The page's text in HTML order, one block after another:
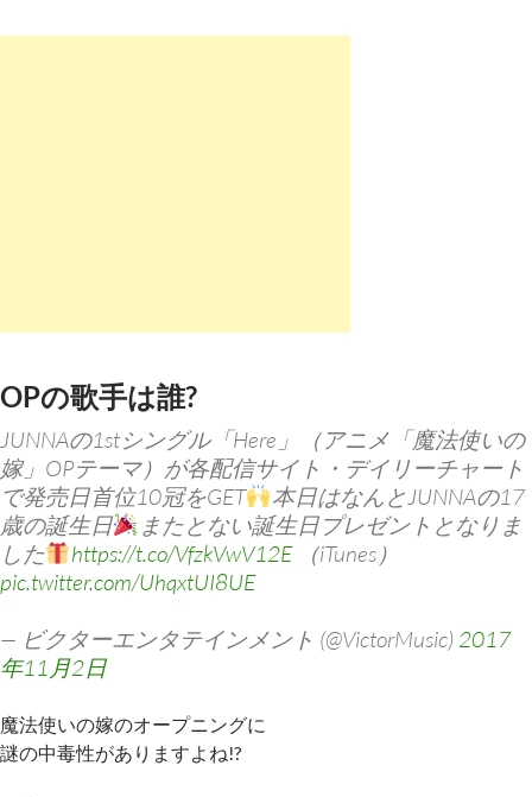
OPの歌手は誰?
JUNNAの1stシングル「Here」（アニメ「魔法使いの
嫁」OPテーマ）が各配信サイト・デイリーチャート
で発売日首位10冠をGET
本日はなんとJUNNAの17
歳の誕生日
またとない誕生日プレゼントとなりま
した
https://t.co/VfzkVwV12E（iTunes）
pic.twitter.com/UhqxtUI8UE
— ビクターエンタテインメント (@VictorMusic) 2017
年11月2日
魔法使いの嫁のオープニングに
謎の中毒性がありますよね!?